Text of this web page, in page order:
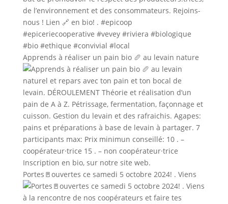
Apprends à réaliser un pain bio 🥖 au levain nature
Portes🚪ouvertes ce samedi 5 octobre 2024! . Viens